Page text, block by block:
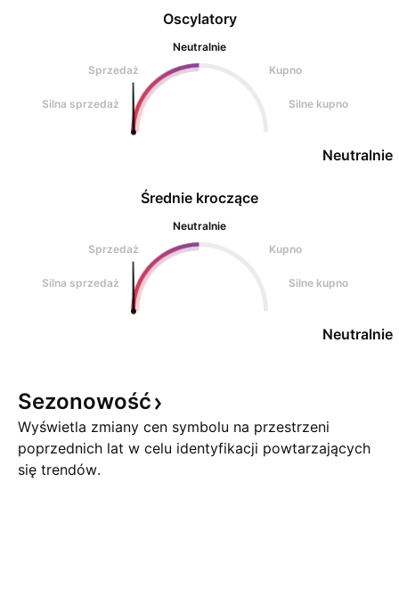
Oscylatory
Neutralnie
Sprzedaż
Kupno
Silna sprzedaż Silne kupno
Neutralnie
Średnie kroczące
Neutralnie
Sprzedaż
Kupno
Silna sprzedaż Silne kupno
Neutralnie
Sezonowość
Wyświetla zmiany cen symbolu na przestrzeni
poprzednich lat w celu identyfikacji powtarzających
się trendów.